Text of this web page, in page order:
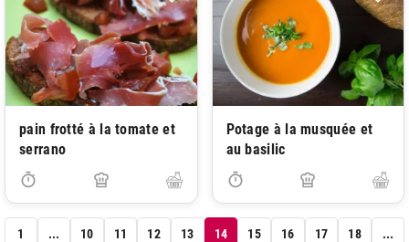
pain frotté à la tomate et
serrano
Potage à la musquée et
au basilic
1 ... 10 11 12 13 14 15 16 17 18 ...